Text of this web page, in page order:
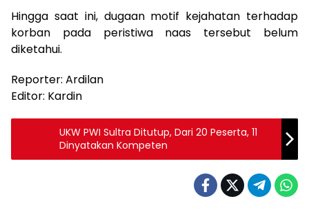
Hingga saat ini, dugaan motif kejahatan terhadap
korban pada peristiwa naas tersebut belum
diketahui.
Reporter: Ardilan
Editor: Kardin
UKW PWI Sultra Ditutup, Dari 20 Peserta, 11
Dinyatakan Kompeten